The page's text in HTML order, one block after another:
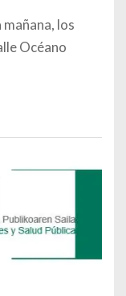
los
Océano